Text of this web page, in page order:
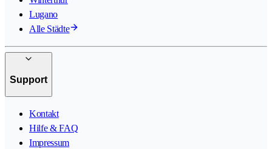
Lugano
Alle Städte
Support
Kontakt
Hilfe & FAQ
Impressum